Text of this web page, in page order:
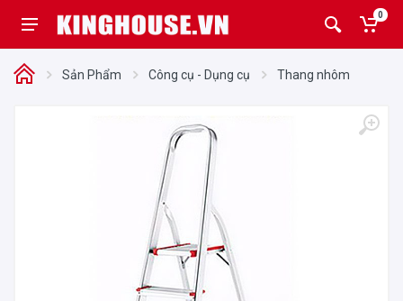
0
Sản Phẩm Công cụ - Dụng cụ Thang nhôm